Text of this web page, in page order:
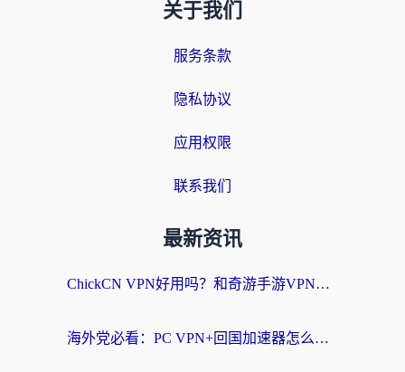
关于我们
服务条款
隐私协议
应用权限
联系我们
最新资讯
ChickCN VPN好用吗？和奇游手游VPN对比哪个回国效果更好？海外党亲测实用指南
海外党必看：PC VPN+回国加速器怎么选？无缝访问国内资源全攻略